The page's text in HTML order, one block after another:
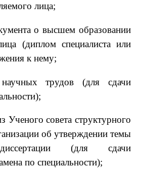
лица;
о высшем образовании
(диплом специалиста или
к нему;
трудов (для сдачи
Ученого совета структурного
об утверждении темы
(для сдачи
по специальности);